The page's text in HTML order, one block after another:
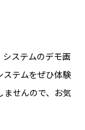
ステムのデモ画
ステムをぜひ体験
ませんので、お気